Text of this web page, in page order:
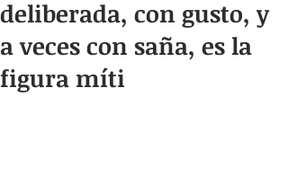
deliberada, con gusto, y
a veces con saña, es la
figura míti